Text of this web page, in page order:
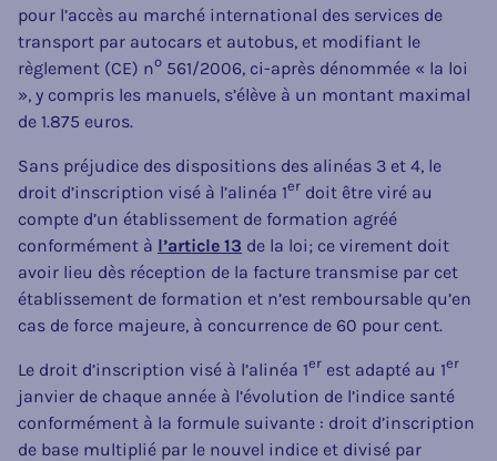
pour l’accès au marché international des services de
transport par autocars et autobus, et modifiant le
règlement (CE) no 561/2006, ci-après dénommée « la loi
», y compris les manuels, s’élève à un montant maximal
de 1.875 euros.
Sans préjudice des dispositions des alinéas 3 et 4, le
droit d’inscription visé à l’alinéa 1er doit être viré au
compte d’un établissement de formation agréé
conformément à l’article 13 de la loi; ce virement doit
avoir lieu dès réception de la facture transmise par cet
établissement de formation et n’est remboursable qu’en
cas de force majeure, à concurrence de 60 pour cent.
Le droit d’inscription visé à l’alinéa 1er est adapté au 1er
janvier de chaque année à l’évolution de l’indice santé
conformément à la formule suivante : droit d’inscription
de base multiplié par le nouvel indice et divisé par